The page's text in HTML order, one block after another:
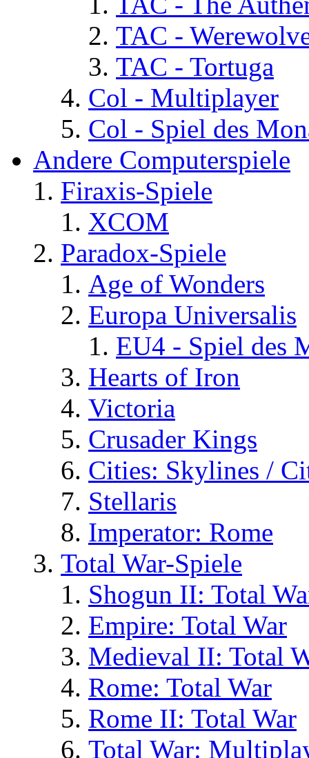
TAC -
TAC - Tortuga
Col - Multiplayer
Col - Spiel des
Andere Computerspiele
Firaxis-Spiele
XCOM
Paradox-Spiele
Age of Wonders
Europa Universalis
EU4 - Spiel des
Hearts of Iron
Victoria
Crusader Kings
Cities: Skylines /
Stellaris
Imperator: Rome
Total War-Spiele
Shogun II: Total
Empire: Total War
Medieval II: Total
Rome: Total War
Rome II: Total War
Total War: